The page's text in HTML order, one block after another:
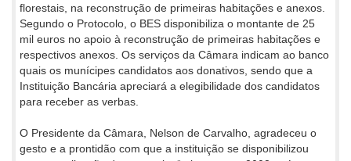
florestais, na reconstrução de primeiras habitações e anexos.
Segundo o Protocolo, o BES disponibiliza o montante de 25
mil euros no apoio à reconstrução de primeiras habitações e
respectivos anexos. Os serviços da Câmara indicam ao banco
quais os munícipes candidatos aos donativos, sendo que a
Instituição Bancária apreciará a elegibilidade dos candidatos
para receber as verbas.
O Presidente da Câmara, Nelson de Carvalho, agradeceu o
gesto e a prontidão com que a instituição se disponibilizou